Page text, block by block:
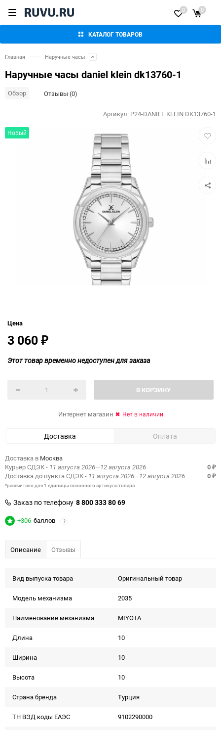
КАТАЛОГ ТОВАРОВ
0 0
Главная Наручные часы
Наручные часы daniel klein dk13760-1
Обзор Отзывы (0)
Новый
Артикул: P24-DANIEL KLEIN DK13760-1
Цена
3 060 ₽
Этот товар временно недоступен для заказа
В КОРЗИНУ
Интернет магазин Нет в наличии
Доставка Оплата
Доставка в Москва
Курьер СДЭК- 11 августа 2026—12 августа 2026 0 ₽
Доставка до пункта СДЭК- 11 августа 2026—12 августа 2026 0 ₽
*рассчитано для 1 единицы основного артикула товара
Заказ по телефону 8 800 333 80 69
+306 баллов ?
Описание Отзывы
Вид выпуска товара Оригинальный товар
Модель механизма 2035
Наименование механизма MIYOTA
Длина 10
Ширина 10
Высота 10
Страна бренда Турция
ТН ВЭД коды ЕАЭС 9102290000